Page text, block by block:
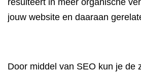
resulteert in meer organische
jouw website en daaraan
Door middel van SEO kun je de